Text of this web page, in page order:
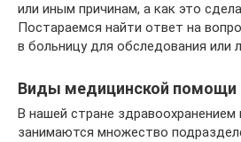
или иным причинам, а как это
Постараемся найти ответ на
в больницу для обследования или
Виды медицинской помощи
В нашей стране здравоохранением
занимаются множество